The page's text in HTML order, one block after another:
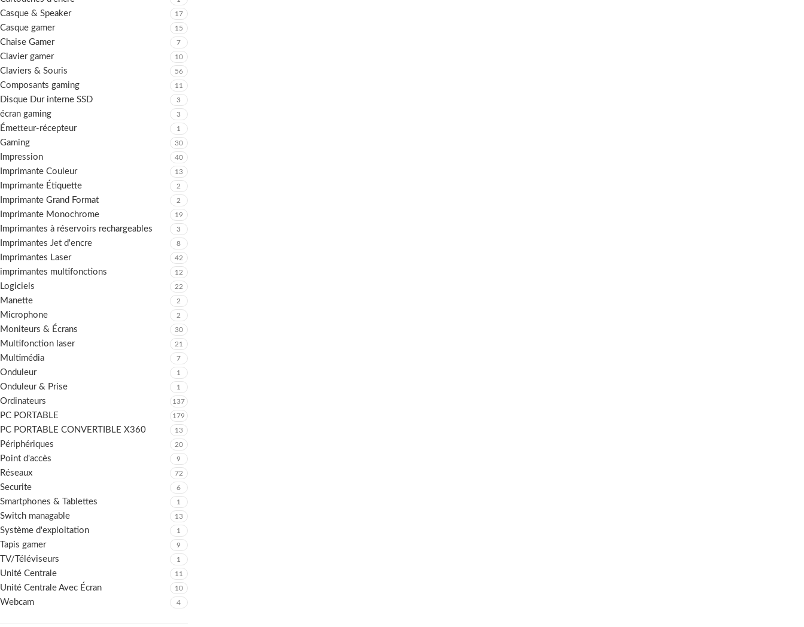
Casque & Speaker 17
Casque gamer 15
Chaise Gamer 7
Clavier gamer 10
Claviers & Souris 56
Composants gaming 11
Disque Dur interne SSD 3
écran gaming 3
Émetteur-récepteur 1
Gaming 30
Impression 40
Imprimante Couleur 13
Imprimante Étiquette 2
Imprimante Grand Format 2
Imprimante Monochrome 19
Imprimantes à réservoirs rechargeables 3
Imprimantes Jet d'encre 8
Imprimantes Laser 42
imprimantes multifonctions 12
Logiciels 22
Manette 2
Microphone 2
Moniteurs & Écrans 30
Multifonction laser 21
Multimédia 7
Onduleur 1
Onduleur & Prise 1
Ordinateurs 137
PC PORTABLE 179
PC PORTABLE CONVERTIBLE X360 13
Périphériques 20
Point d'accès 9
Réseaux 72
Securite 6
Smartphones & Tablettes 1
Switch managable 13
Système d'exploitation 1
Tapis gamer 9
TV/Téléviseurs 1
Unité Centrale 11
Unité Centrale Avec Écran 10
Webcam 4